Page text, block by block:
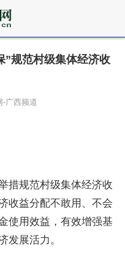
”规范村级集体经济收
-广西频道
措规范村级集体经济收
收益分配不敢用、不会
使用效益，有效增强基
发展活力。